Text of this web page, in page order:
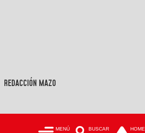
REDACCIÓN MAZO
MENÚ BUSCAR HOME